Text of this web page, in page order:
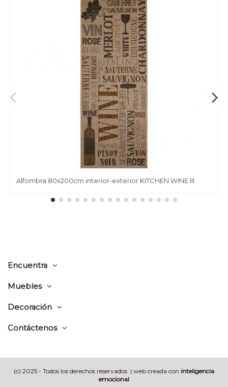
Alfombra 80x200cm interior-exterior KITCHEN WINE III
Encuentra
Muebles
Decoración
Contáctenos
(c) 2025 - Todos los derechos reservados | web creada con inteligencia
emocional